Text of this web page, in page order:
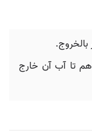
تا آب آن خارج